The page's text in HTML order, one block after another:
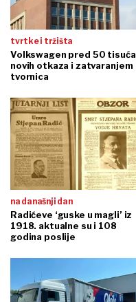
tvrtke i tržišta
Volkswagen pred 50 tisuća
novih otkaza i zatvaranjem
tvornica
na današnji dan
Radićeve ‘guske u magli’ iz
1918. aktualne su i 108
godina poslije